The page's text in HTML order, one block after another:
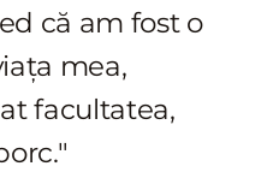
că am fost o
mea,
facultatea,